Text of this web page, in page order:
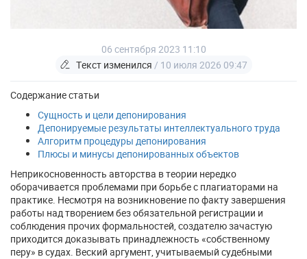
06 сентября 2023 11:10
Текст изменился / 10 июля 2026 09:47
Содержание статьи
Сущность и цели депонирования
Депонируемые результаты интеллектуального труда
Алгоритм процедуры депонирования
Плюсы и минусы депонированных объектов
Неприкосновенность авторства в теории нередко
оборачивается проблемами при борьбе с плагиаторами на
практике. Несмотря на возникновение по факту завершения
работы над творением без обязательной регистрации и
соблюдения прочих формальностей, создателю зачастую
приходится доказывать принадлежность «собственному
перу» в судах. Веский аргумент, учитываемый судебными